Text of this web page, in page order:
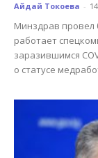
Айдай Токоева -
Минздрав провел
работает
заразившимся
о статусе